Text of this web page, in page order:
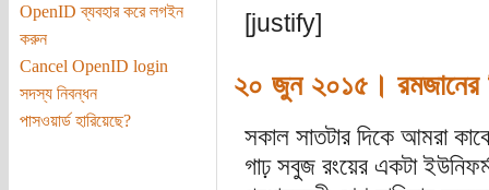
OpenID ব্যবহার করে লগইন
করুন
Cancel OpenID login
সদস্য নিবন্ধন
পাসওয়ার্ড হারিয়েছে?
[justify]
২০ জুন ২০১৫। রমজানের
সকাল সাতটার দিকে আমরা
গাঢ় সবুজ রংয়ের একটা